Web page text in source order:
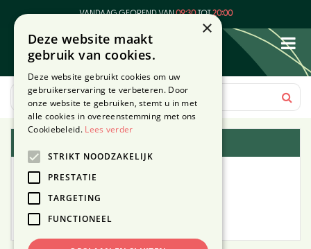
VANDAAG GEOPEND VAN09:30TOT20:00
×
Deze website maakt
gebruik van cookies.
Deze website gebruikt cookies om uw
gebruikerservaring te verbeteren. Door
onze website te gebruiken, stemt u in met
alle cookies in overeenstemming met ons
Cookiebeleid. Lees verder
STRIKT NOODZAKELIJK
PRESTATIE
TARGETING
FUNCTIONEEL